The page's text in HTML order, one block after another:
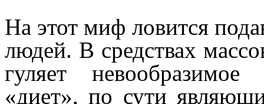
На этот миф ловится
людей. В средствах
гуляет
«диет», по сути